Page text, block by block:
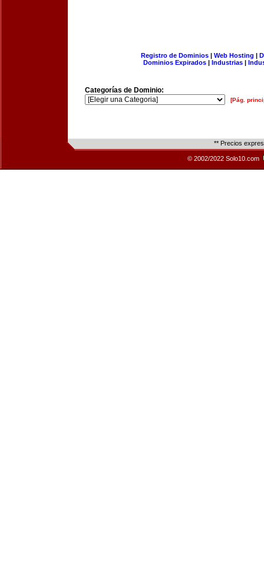
Registro de Dominios| Web Hosting |
Dominios Expirados | Industrias |
Categorías de Dominio:
[Pág.
** Precios
© 2002/2022 Solo10.com